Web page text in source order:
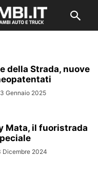
della Strada, nuove
Gennaio 2025
Mata, il fuoristrada
Dicembre 2024